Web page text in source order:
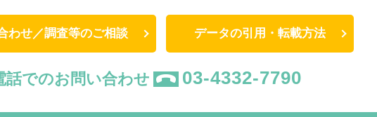
わせ／調査等のご相談 データの引用・転載方法
話でのお問い合わせ 03-4332-7790